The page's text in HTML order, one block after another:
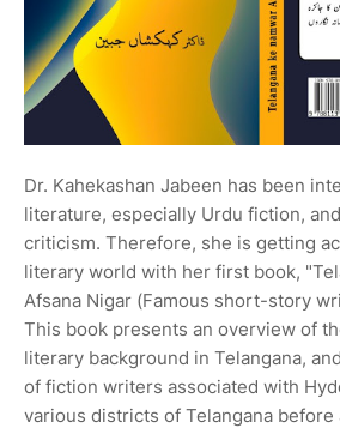
Dr. Kahekashan Jabeen has been
literature, especially Urdu fiction,
criticism. Therefore, she is getting
literary world with her first book,
Afsana Nigar (Famous short-story
This book presents an overview of
literary background in Telangana,
of fiction writers associated with
various districts of Telangana before